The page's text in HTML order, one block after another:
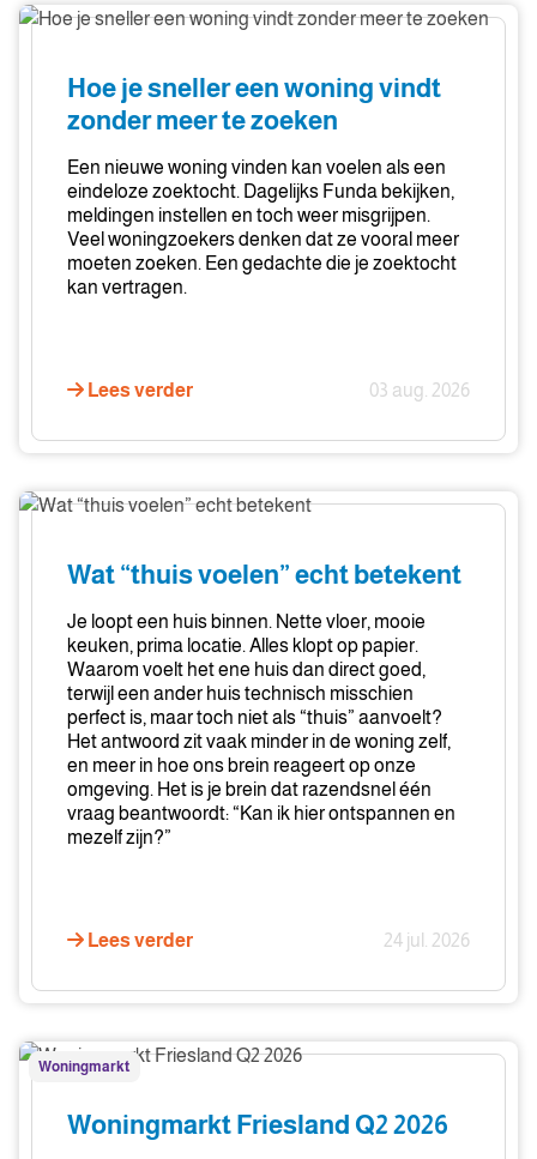
Hoe
sneller
woning
zonder
zoeken
Hoe je sneller een woning vindt
zonder meer te zoeken
Een nieuwe woning vinden kan voelen als een
eindeloze zoektocht. Dagelijks Funda bekijken,
meldingen instellen en toch weer misgrijpen.
Veel woningzoekers denken dat ze vooral meer
moeten zoeken. Een gedachte die je zoektocht
kan vertragen.
Lees verder 03 aug. 2026
Wat
voelen”
betekent
Wat “thuis voelen” echt betekent
Je loopt een huis binnen. Nette vloer, mooie
keuken, prima locatie. Alles klopt op papier.
Waarom voelt het ene huis dan direct goed,
terwijl een ander huis technisch misschien
perfect is, maar toch niet als “thuis” aanvoelt?
Het antwoord zit vaak minder in de woning zelf,
en meer in hoe ons brein reageert op onze
omgeving. Het is je brein dat razendsnel één
vraag beantwoordt: “Kan ik hier ontspannen en
mezelf zijn?”
Lees verder 24 jul. 2026
Woningmarkt
Friesland
Woningmarkt
Woningmarkt Friesland Q2 2026